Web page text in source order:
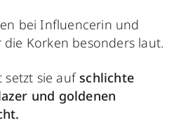
bei Influencerin und
die Korken besonders laut.
setzt sie auf schlichte
und goldenen